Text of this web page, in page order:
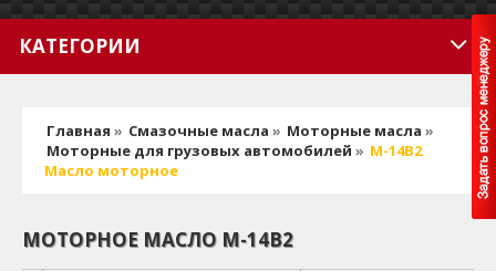
КАТЕГОРИИ
Главная » Смазочные масла » Моторные масла »
Моторные для грузовых автомобилей » М-14В2
Масло моторноe
МОТОРНОЕ МАСЛО М-14В2